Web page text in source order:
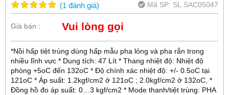
(1 đánh giá) Mã SP: SL.SAC05047
Giá bán : Vui lòng gọi
*Nồi hấp tiệt trùng dùng hấp mẫu pha lỏng và pha rắn trong
nhiều lĩnh vực * Dung tích: 47 Lít * Thang nhiệt độ: Nhiệt độ
phòng +5oC đến 132oC * Độ chính xác nhiệt độ: +/- 0.5oC tại
121oC * Áp suất: 1.2kgf/cm2 ở 121oC ; 2.0kgf/cm2 ở 132oC, *
Đồng hồ đo áp suất: 0…3 kgf/cm2 * Mode thanh/tiệt trùng: PHA